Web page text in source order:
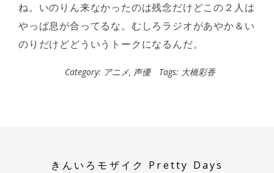
ね。いのりん来なかったのは残念だけどこの２人は
やっぱ息が合ってるな。むしろラジオがあやか＆い
のりだけどどういうトークになるんだ。
Category: アニメ, 声優 Tags: 大橋彩香
きんいろモザイク Pretty Days